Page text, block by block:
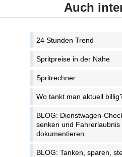
Auch
24 Stunden Trend
Spritpreise in der Nähe
Spritrechner
Wo tankt man aktuell
BLOG: Dienstwagen-
senken und Fahrerlaubnis
dokumentieren
BLOG: Tanken, sparen,